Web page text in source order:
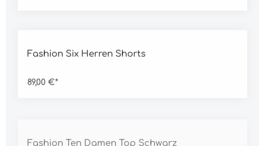
Fashion Six Herren Shorts
89,00 €*
Fashion Ten Damen Top Schwarz